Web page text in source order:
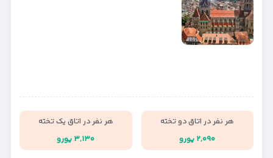
هر نفر در اتاق دو تخته
۲,۰۹۰ یورو
هر نفر در اتاق یک تخته
۳,۱۳۰ یورو